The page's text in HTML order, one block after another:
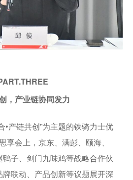
，产业链协同发力
•产链共创”为主题的铁骑力士优
享会上，京东、满彭、颐海、
子、剑门九味鸡等战略合作伙
联动、产品创新等议题展开深